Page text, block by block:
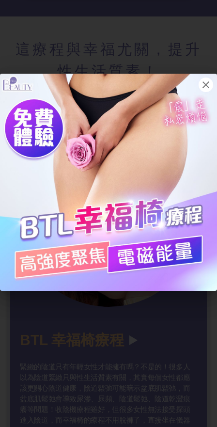
這療程與幸福尤關，提升
性生活質素！
BTL 幸福椅療程
緊緻的陰道只有年輕女性才能擁有嗎？不是的！很多人
以為陰道緊緻只與性生活質素有關，其實每個女性都應
該更關心陰道健康，陰道鬆弛可能暗示盆底肌鬆弛，而
盆底肌鬆弛會導致尿滲、尿頻、陰道鬆弛、陰道乾澀痕
癢等問題！收陰機療程雖好，但很多女性無法接受探頭
進入陰道，而幸福椅的療程不用脫褲子，直接坐在儀器